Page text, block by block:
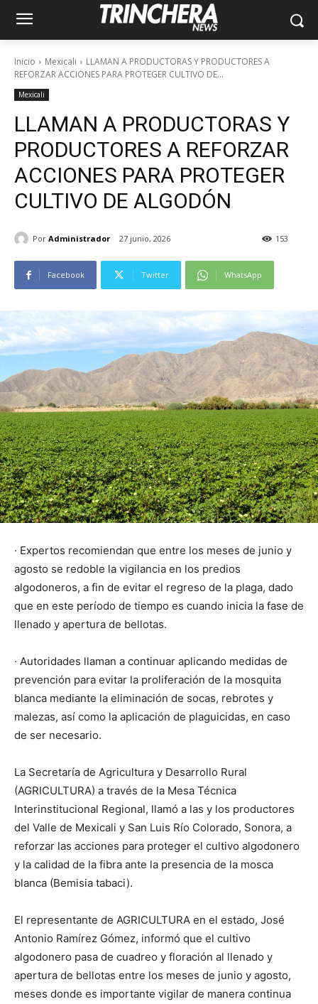
Inicio Mexicali
LLAMAN A PRODUCTORAS Y PRODUCTORES A
REFORZAR ACCIONES PARA PROTEGER CULTIVO DE...
Mexicali
LLAMAN A PRODUCTORAS Y
PRODUCTORES A REFORZAR
ACCIONES PARA PROTEGER
CULTIVO DE ALGODÓN
Por Administrador 27 junio, 2026 153
Facebook Twitter WhatsApp
· Expertos recomiendan que entre los meses de junio y
agosto se redoble la vigilancia en los predios
algodoneros, a fin de evitar el regreso de la plaga, dado
que en este período de tiempo es cuando inicia la fase de
llenado y apertura de bellotas.
· Autoridades llaman a continuar aplicando medidas de
prevención para evitar la proliferación de la mosquita
blanca mediante la eliminación de socas, rebrotes y
malezas, así como la aplicación de plaguicidas, en caso
de ser necesario.
La Secretaría de Agricultura y Desarrollo Rural
(AGRICULTURA) a través de la Mesa Técnica
Interinstitucional Regional, llamó a las y los productores
del Valle de Mexicali y San Luis Río Colorado, Sonora, a
reforzar las acciones para proteger el cultivo algodonero
y la calidad de la fibra ante la presencia de la mosca
blanca (Bemisia tabaci).
El representante de AGRICULTURA en el estado, José
Antonio Ramírez Gómez, informó que el cultivo
algodonero pasa de cuadreo y floración al llenado y
apertura de bellotas entre los meses de junio y agosto,
meses donde es importante vigilar de manera continua